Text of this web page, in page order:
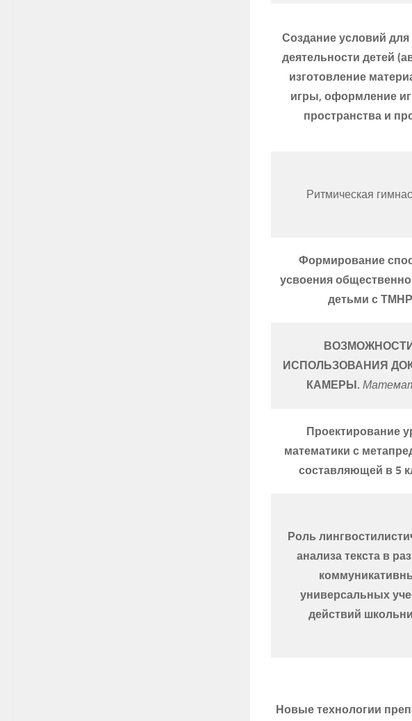
Создание условий для
деятельности детей
изготовление
игры, оформление
пространства и
Ритмическая
Формирование
усвоения
детьми с ТМНР
ИСПОЛЬЗОВАНИЯ
КАМЕРЫ.
Проектирование
математики с
составляющей в 5
Роль
анализа текста в
универсальных
действий
Новые технологии